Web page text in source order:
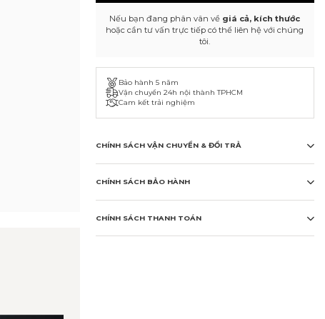
Nếu bạn đang phân vân về giá cả, kích thước
hoặc cần tư vấn trực tiếp có thể liên hệ với chúng
tôi.
Bảo hành 5 năm
Vận chuyển 24h nội thành TPHCM
Cam kết trải nghiệm
CHÍNH SÁCH VẬN CHUYỂN & ĐỔI TRẢ
CHÍNH SÁCH BẢO HÀNH
CHÍNH SÁCH THANH TOÁN